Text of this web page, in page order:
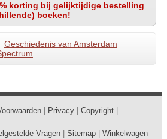
korting bij gelijktijdige bestelling
boeken!
Geschiedenis van Amsterdam
Privacy Copyright
Vragen Sitemap Winkelwagen